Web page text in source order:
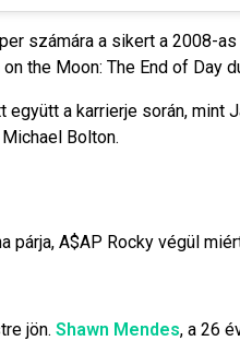
számára a sikert a 2008-
the Moon: The End of Day
a karrierje során, mint
Bolton.
párja, A$AP Rocky végül
jön. Shawn Mendes, a 26